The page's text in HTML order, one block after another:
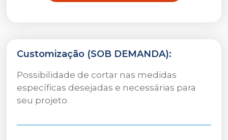
Customização (SOB DEMANDA):
Possibilidade de cortar nas medidas
específicas desejadas e necessárias para
seu projeto.